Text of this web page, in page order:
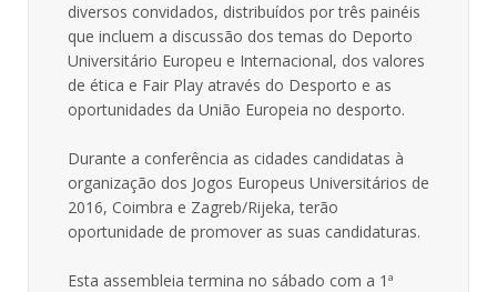
diversos convidados, distribuídos por três painéis
que incluem a discussão dos temas do Deporto
Universitário Europeu e Internacional, dos valores
de ética e Fair Play através do Desporto e as
oportunidades da União Europeia no desporto.
Durante a conferência as cidades candidatas à
organização dos Jogos Europeus Universitários de
2016, Coimbra e Zagreb/Rijeka, terão
oportunidade de promover as suas candidaturas.
Esta assembleia termina no sábado com a 1ª